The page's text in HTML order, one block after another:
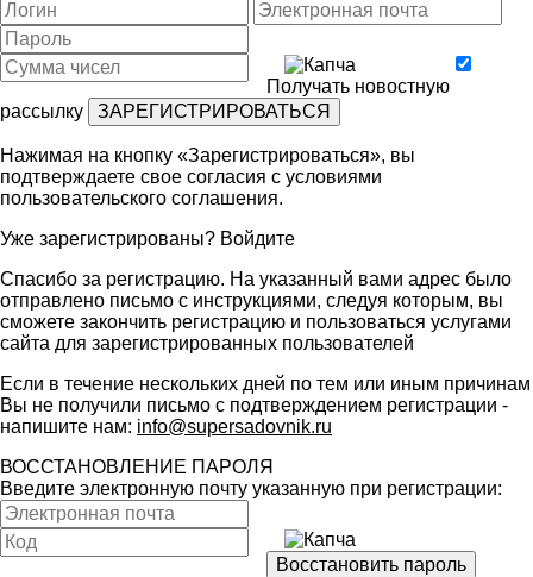
Получать новостную
рассылку
Нажимая на кнопку «Зарегистрироваться», вы
подтверждаете свое согласия с условиями
пользовательского соглашения.
Уже зарегистрированы? Войдите
Спасибо за регистрацию. На указанный вами адрес было
отправлено письмо с инструкциями, следуя которым, вы
сможете закончить регистрацию и пользоваться услугами
сайта для зарегистрированных пользователей
Если в течение нескольких дней по тем или иным причинам
Вы не получили письмо с подтверждением регистрации -
напишите нам: info@supersadovnik.ru
ВОССТАНОВЛЕНИЕ ПАРОЛЯ
Введите электронную почту указанную при регистрации: